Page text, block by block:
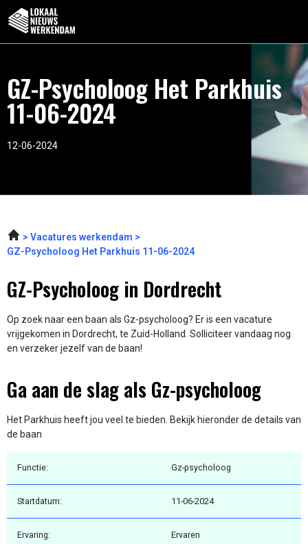
GZ-Psycholoog Het Parkhuis
11-06-2024
12-06-2024
Vacatures werkendam
GZ-Psycholoog Het Parkhuis 11-06-2024
GZ-Psycholoog in Dordrecht
Op zoek naar een baan als Gz-psycholoog? Er is een vacature
vrijgekomen in Dordrecht, te Zuid-Holland. Solliciteer vandaag nog
en verzeker jezelf van de baan!
Ga aan de slag als Gz-psycholoog
Het Parkhuis heeft jou veel te bieden. Bekijk hieronder de details van
de baan
Functie: Gz-psycholoog
Startdatum: 11-06-2024
Ervaring: Ervaren